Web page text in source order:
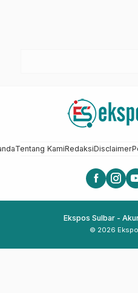
Tentang KamiRedaksiDisclaimer
Ekspos Sulbar -
© 2026